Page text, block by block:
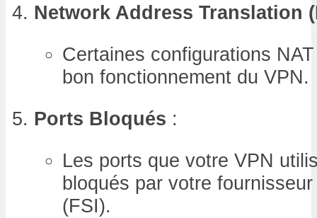
Network Address Translation
Certaines configurations
bon fonctionnement du VPN.
Ports Bloqués :
Les ports que votre VPN
bloqués par votre
(FSI).